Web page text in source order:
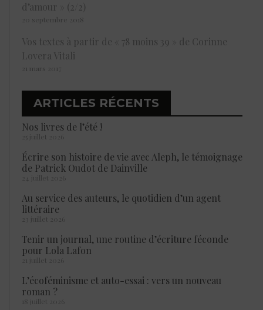
d’amour » (2/2)
20 septembre 2018
Vos textes à partir de « 78 moins 39 » de Corinne
Lovera Vitali
21 mars 2017
ARTICLES RÉCENTS
Nos livres de l’été !
25 juillet 2026
Écrire son histoire de vie avec Aleph, le témoignage
de Patrick Oudot de Dainville
24 juillet 2026
Au service des auteurs, le quotidien d’un agent
littéraire
23 juillet 2026
Tenir un journal, une routine d’écriture féconde
pour Lola Lafon
21 juillet 2026
L’écoféminisme et auto-essai : vers un nouveau
roman ?
18 juillet 2026